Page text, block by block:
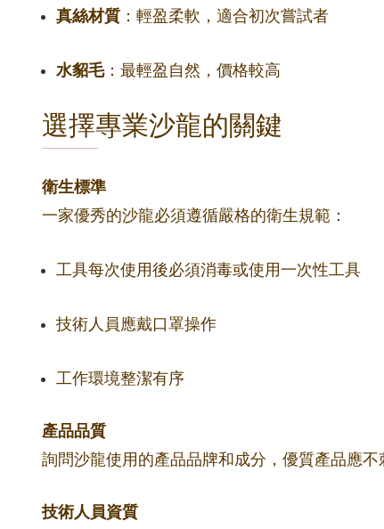
真絲材質 ：輕盈柔軟，適合初次嘗試者
水貂毛：最輕盈自然，價格較高
選擇專業沙龍的關鍵
衛生標準
一家優秀的沙龍必須遵循嚴格的衛生規範：
工具每次使用後必須消毒或使用一次性工具
技術人員應戴口罩操作
工作環境整潔有序
產品品質
詢問沙龍使用的產品品牌和成分，優質產品應不
技術人員資質